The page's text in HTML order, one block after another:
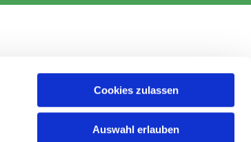
Cookies zulassen
Auswahl erlauben